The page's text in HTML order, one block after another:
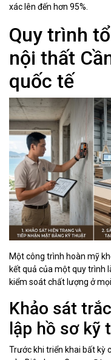
xác lên đến hơn 95%.
Quy trình
nội thất
quốc tế
Một công trình hoàn mỹ
kết quả của một quy trình
kiểm soát chất lượng ở
Khảo sát
lập hồ sơ kỹ
Trước khi triển khai bất kỳ